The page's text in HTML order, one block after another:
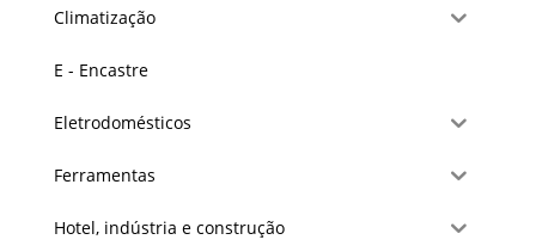
Climatização
E - Encastre
Eletrodomésticos
Ferramentas
Hotel, indústria e construção